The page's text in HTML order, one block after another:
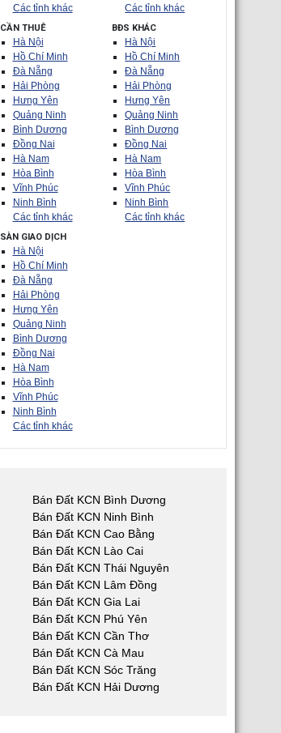
Các tỉnh khác
Các tỉnh khác
CẦN THUÊ
Hà Nội
Hồ Chí Minh
Đà Nẵng
Hải Phòng
Hưng Yên
Quảng Ninh
Bình Dương
Đồng Nai
Hà Nam
Hòa Bình
Vĩnh Phúc
Ninh Bình
Các tỉnh khác
BĐS KHÁC
Hà Nội
Hồ Chí Minh
Đà Nẵng
Hải Phòng
Hưng Yên
Quảng Ninh
Bình Dương
Đồng Nai
Hà Nam
Hòa Bình
Vĩnh Phúc
Ninh Bình
Các tỉnh khác
SÀN GIAO DỊCH
Hà Nội
Hồ Chí Minh
Đà Nẵng
Hải Phòng
Hưng Yên
Quảng Ninh
Bình Dương
Đồng Nai
Hà Nam
Hòa Bình
Vĩnh Phúc
Ninh Bình
Các tỉnh khác
Bán Đất KCN Bình Dương
Bán Đất KCN Ninh Bình
Bán Đất KCN Cao Bằng
Bán Đất KCN Lào Cai
Bán Đất KCN Thái Nguyên
Bán Đất KCN Lâm Đồng
Bán Đất KCN Gia Lai
Bán Đất KCN Phú Yên
Bán Đất KCN Cần Thơ
Bán Đất KCN Cà Mau
Bán Đất KCN Sóc Trăng
Bán Đất KCN Hải Dương